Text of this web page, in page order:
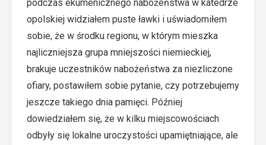
podczas ekumenicznego nabożeństwa w katedrze
opolskiej widziałem puste ławki i uświadomiłem
sobie, że w środku regionu, w którym mieszka
najliczniejsza grupa mniejszości niemieckiej,
brakuje uczestników nabożeństwa za niezliczone
ofiary, postawiłem sobie pytanie, czy potrzebujemy
jeszcze takiego dnia pamięci. Później
dowiedziałem się, że w kilku miejscowościach
odbyły się lokalne uroczystości upamiętniające, ale